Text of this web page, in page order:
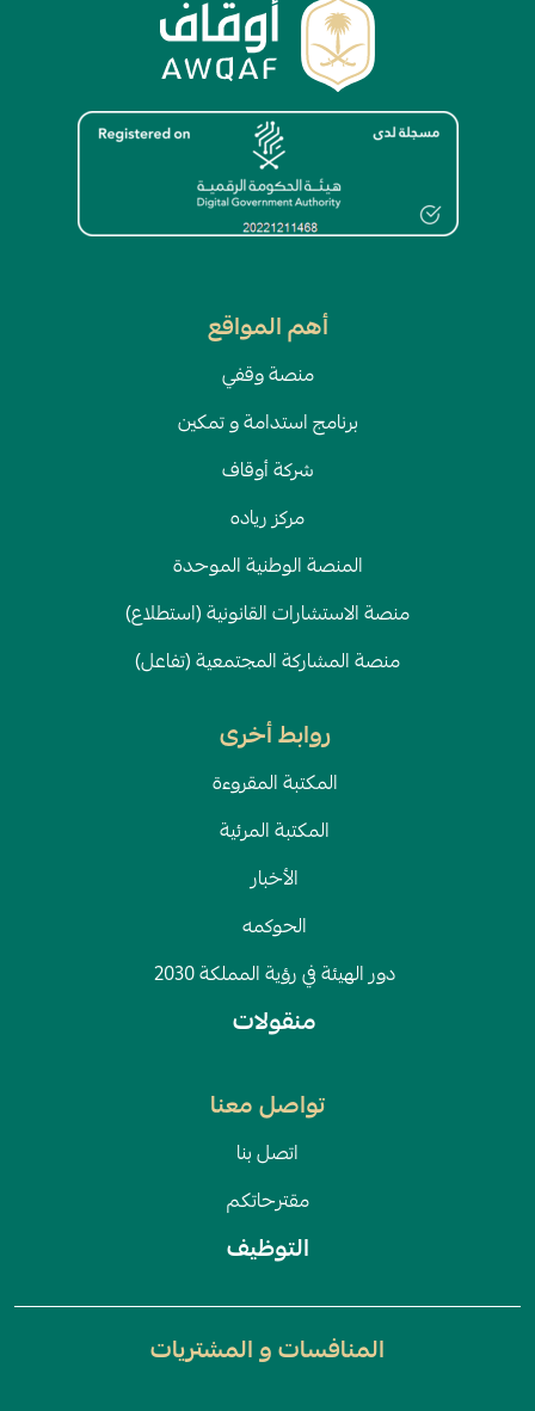
أهم المواقع
منصة وقفي
برنامج استدامة و تمكين
شركة أوقاف
مركز رياده
المنصة الوطنية الموحدة
منصة الاستشارات القانونية (استطلاع)
منصة المشاركة المجتمعية (تفاعل)
روابط أخرى
المكتبة المقروءة
المكتبة المرئية
الأخبار
الحوكمه
دور الهيئة في رؤية المملكة 2030
منقولات
تواصل معنا
اتصل بنا
مقترحاتكم
التوظيف
المنافسات و المشتريات